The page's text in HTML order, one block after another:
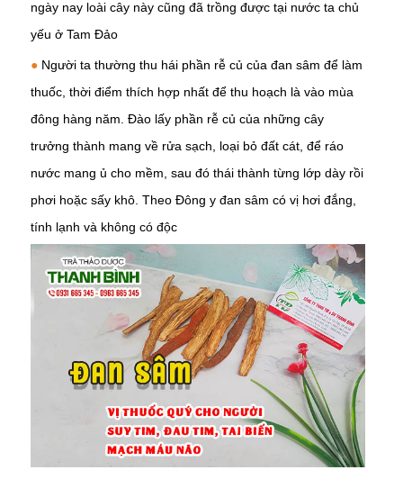
ngày nay loài cây này cũng đã trồng được tại nước ta chủ
yếu ở Tam Đảo
● Người ta thường thu hái phần rễ củ của đan sâm để làm
thuốc, thời điểm thích hợp nhất để thu hoạch là vào mùa
đông hàng năm. Đào lấy phần rễ củ của những cây
trưởng thành mang về rửa sạch, loại bỏ đất cát, để ráo
nước mang ủ cho mềm, sau đó thái thành từng lớp dày rồi
phơi hoặc sấy khô. Theo Đông y đan sâm có vị hơi đắng,
tính lạnh và không có độc